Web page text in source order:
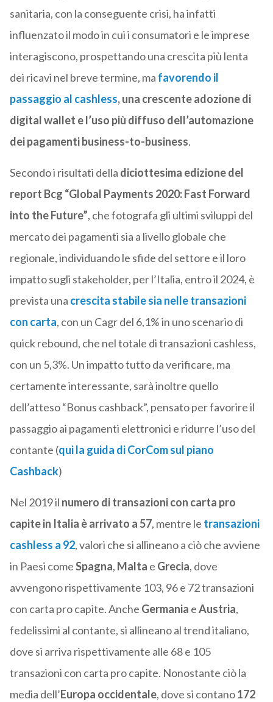
sanitaria, con la conseguente crisi, ha infatti
influenzato il modo in cui i consumatori e le imprese
interagiscono, prospettando una crescita più lenta
dei ricavi nel breve termine, ma favorendo il
passaggio al cashless, una crescente adozione di
digital wallet e l’uso più diffuso dell’automazione
dei pagamenti business-to-business.
Secondo i risultati della diciottesima edizione del
report Bcg “Global Payments 2020: Fast Forward
into the Future”, che fotografa gli ultimi sviluppi del
mercato dei pagamenti sia a livello globale che
regionale, individuando le sfide del settore e il loro
impatto sugli stakeholder, per l’Italia, entro il 2024, è
prevista una crescita stabile sia nelle transazioni
con carta, con un Cagr del 6,1% in uno scenario di
quick rebound, che nel totale di transazioni cashless,
con un 5,3%. Un impatto tutto da verificare, ma
certamente interessante, sarà inoltre quello
dell’atteso “Bonus cashback”, pensato per favorire il
passaggio ai pagamenti elettronici e ridurre l’uso del
contante (qui la guida di CorCom sul piano
Cashback)
Nel 2019 il numero di transazioni con carta pro
capite in Italia è arrivato a 57, mentre le transazioni
cashless a 92, valori che si allineano a ciò che avviene
in Paesi comeSpagna, Malta e Grecia, dove
avvengono rispettivamente 103, 96 e 72 transazioni
con carta pro capite. Anche Germania eAustria,
fedelissimi al contante, si allineano al trend italiano,
dove si arriva rispettivamente alle 68 e 105
transazioni con carta pro capite. Nonostante ciò la
media dell’Europa occidentale, dove si contano172